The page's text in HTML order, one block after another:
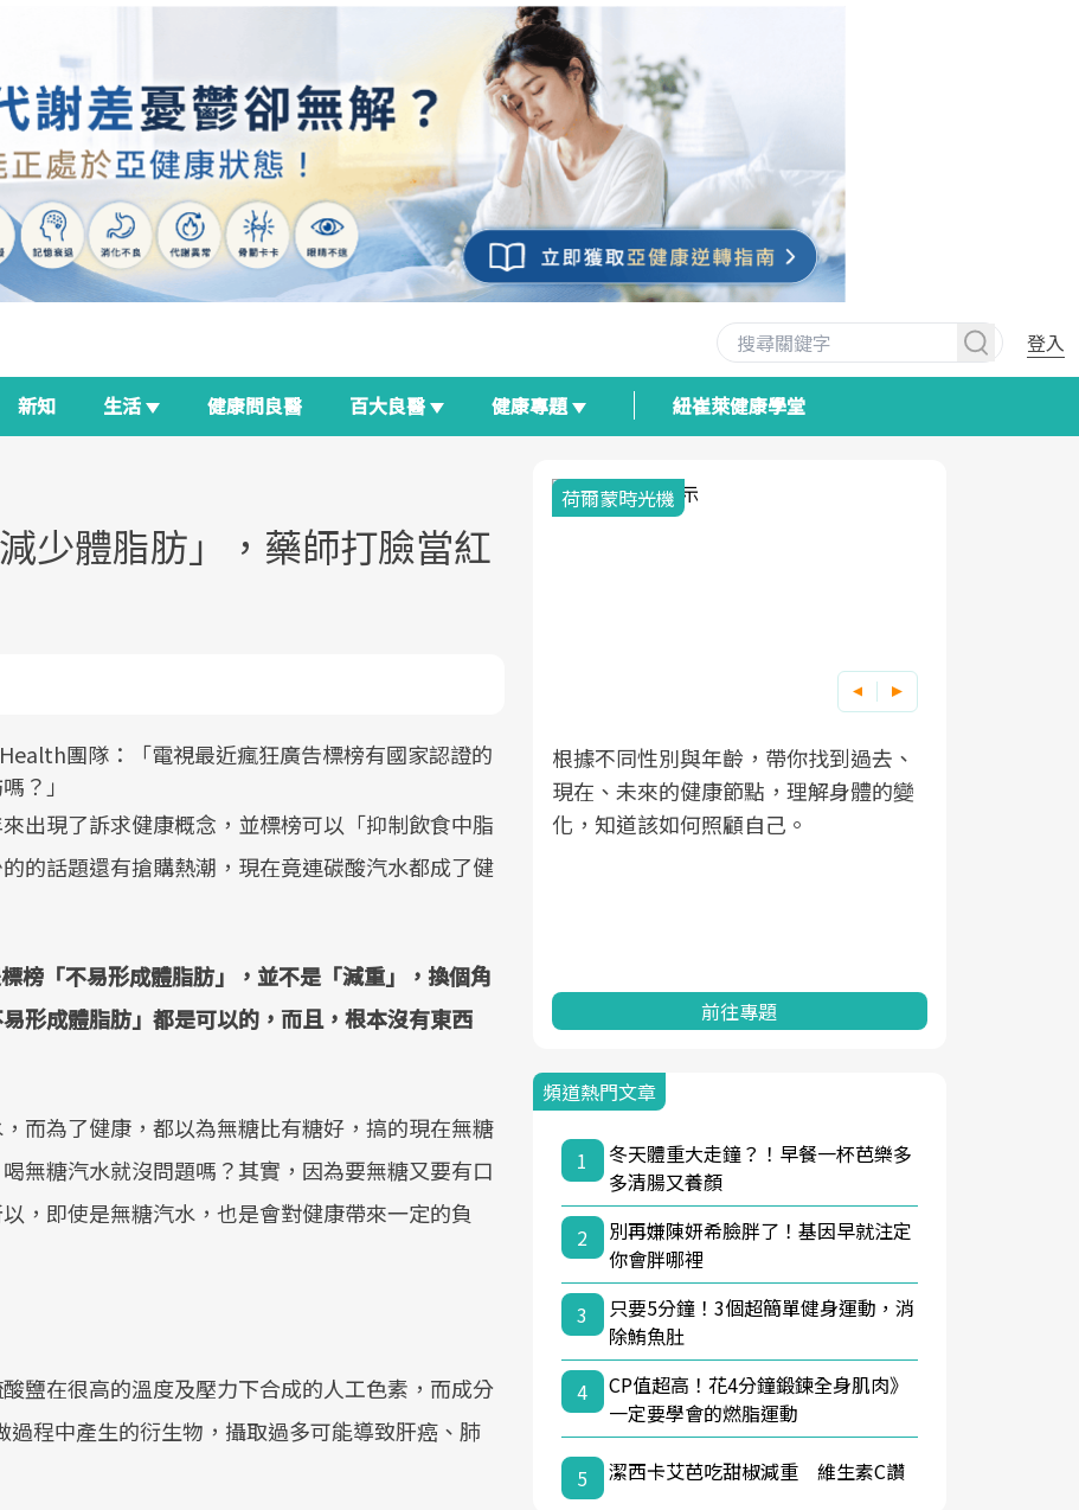
登入
新知 生活 健康問良醫 百大良醫 健康專題 紐崔萊健康學堂
少體脂肪」，藥師打臉當紅
團隊：「電視最近瘋狂廣告標榜有國家認證的
？」
出現了訴求健康概念，並標榜可以「抑制飲食中脂
的話題還有搶購熱潮，現在竟連碳酸汽水都成了健
榜「不易形成體脂肪」，並不是「減重」，換個角
形成體脂肪」都是可以的，而且，根本沒有東西
而為了健康，都以為無糖比有糖好，搞的現在無糖
無糖汽水就沒問題嗎？其實，因為要無糖又要有口
，即使是無糖汽水，也是會對健康帶來一定的負
鹽在很高的溫度及壓力下合成的人工色素，而成分
程中產生的衍生物，攝取過多可能導致肝癌、肺
面對超高齡社會的浪潮，台灣正在快速
政策如「健康台灣推動委員會」與「長
照3.0」的推進，「預防醫學」已成全民
前往專題
2025年，就到良醫生活祭體驗「一站式
全面啟動你的健康革命！
前往專題
良醫健康網從「換季的身體變化」出
建立對亞健康的認知，進而引導實際的
改善行動。
前往專題
荷爾蒙時光機
根據不同性別與年齡，帶你找到過去、
現在、未來的健康節點，理解身體的變
化，知道該如何照顧自己。
前往專題
頻道熱門文章
1
冬天體重大走鐘？！早餐一杯芭樂多
多清腸又養顏
2
別再嫌陳妍希臉胖了！基因早就注定
你會胖哪裡
3
只要5分鐘！3個超簡單健身運動，消
除鮪魚肚
4
CP值超高！花4分鐘鍛鍊全身肌肉》
一定要學會的燃脂運動
5 潔西卡艾芭吃甜椒減重 維生素C讚